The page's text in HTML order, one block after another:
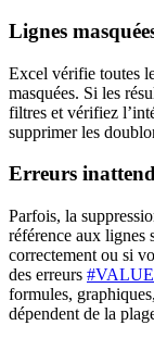
Lignes
Excel vérifie toutes
masquées. Si les
filtres et vérifiez
supprimer les
Erreurs
Parfois, la
référence aux lignes
correctement ou si
des erreurs
formules,
dépendent de la